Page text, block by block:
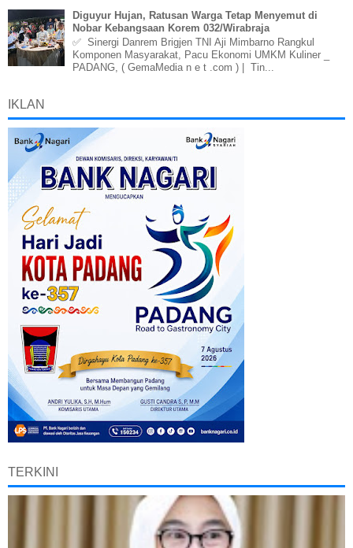
Diguyur Hujan, Ratusan Warga Tetap Menyemut di
Nobar Kebangsaan Korem 032/Wirabraja
✅ Sinergi Danrem Brigjen TNI Aji Mimbarno Rangkul
Komponen Masyarakat, Pacu Ekonomi UMKM Kuliner _
PADANG, ( GemaMedia n e t .com ) | Tin...
IKLAN
TERKINI